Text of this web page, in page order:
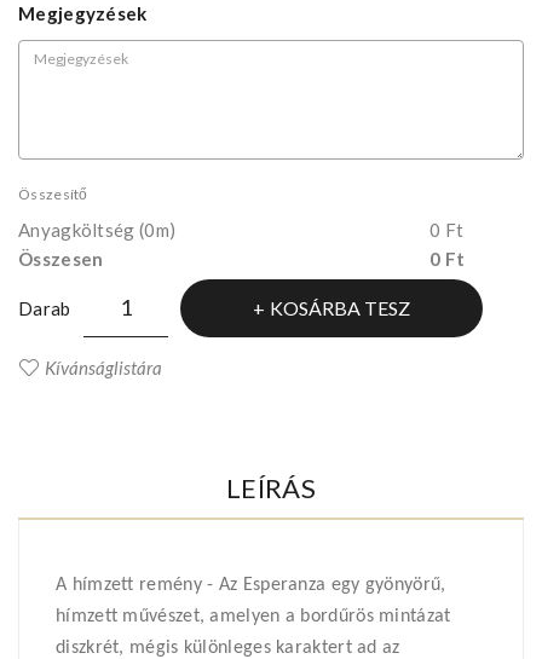
Megjegyzések
Összesítő
Anyagköltség (0m)
0 Ft
Összesen
0 Ft
Darab KOSÁRBA TESZ
Kívánságlistára
LEÍRÁS
A hímzett remény - Az Esperanza egy gyönyörű,
hímzett művészet, amelyen a bordűrös mintázat
diszkrét, mégis különleges karaktert ad az